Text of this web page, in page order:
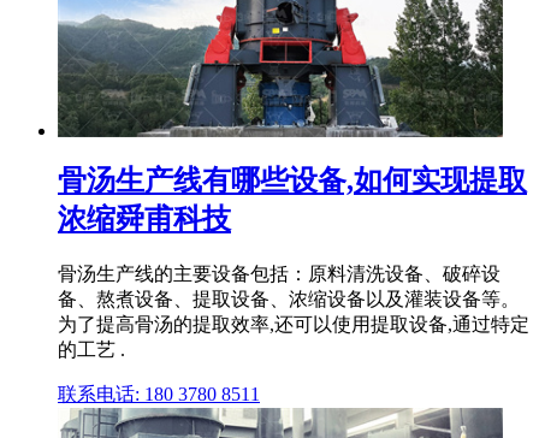
骨汤生产线有哪些设备,如何实现提取
浓缩舜甫科技
骨汤生产线的主要设备包括：原料清洗设备、破碎设
备、熬煮设备、提取设备、浓缩设备以及灌装设备等。
为了提高骨汤的提取效率,还可以使用提取设备,通过特定
的工艺 .
联系电话: 180 3780 8511